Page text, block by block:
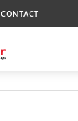
CONTACT